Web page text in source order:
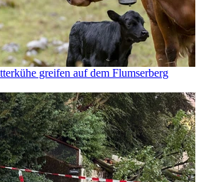
greifen auf dem Flumserberg